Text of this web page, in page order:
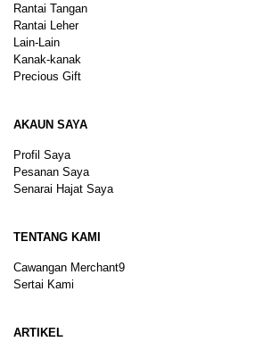
Rantai Tangan
Rantai Leher
Lain-Lain
Kanak-kanak
Precious Gift
AKAUN SAYA
Profil Saya
Pesanan Saya
Senarai Hajat Saya
TENTANG KAMI
Cawangan Merchant9
Sertai Kami
ARTIKEL